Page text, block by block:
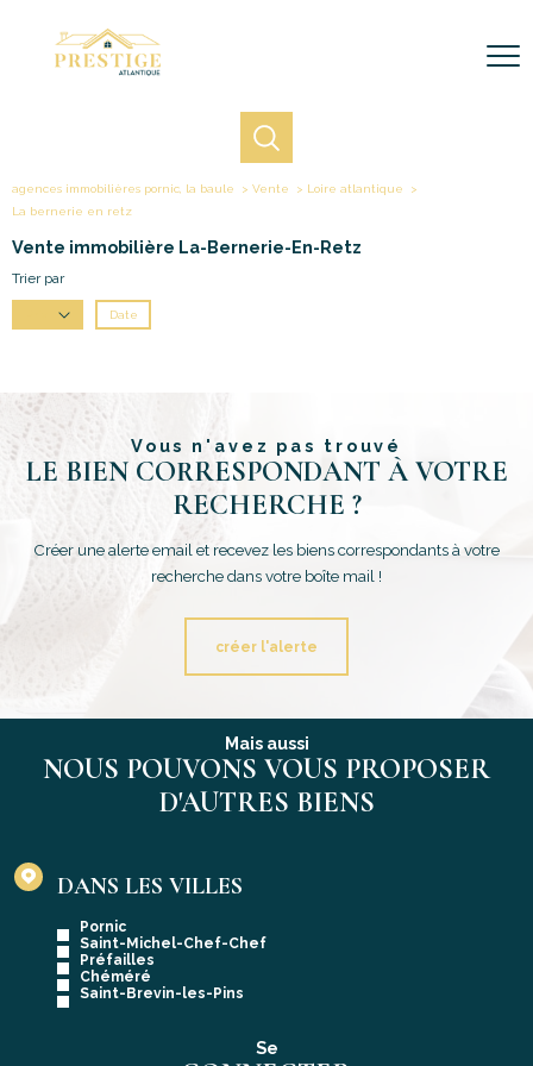
agences immobilières pornic, la baule Vente
Loire atlantique
La bernerie en retz
Vente immobilière La-Bernerie-En-Retz
Trier par
Date
Vous n'avez pas trouvé
LE BIEN CORRESPONDANT À VOTRE
RECHERCHE ?
Créer une alerte email et recevez les biens correspondants à votre
recherche dans votre boîte mail !
créer l'alerte
Mais aussi
NOUS POUVONS VOUS PROPOSER
D'AUTRES BIENS
DANS LES VILLES
Pornic
Saint-Michel-Chef-Chef
Préfailles
Chéméré
Saint-Brevin-les-Pins
Se